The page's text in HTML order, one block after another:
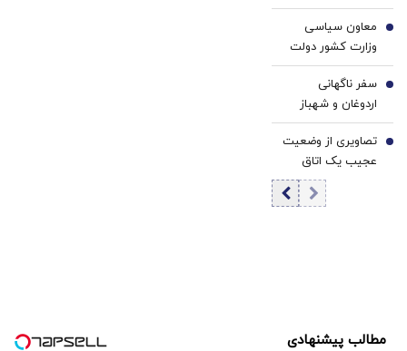
افشای موجودی
مهمات، آمریکا را
مذاکرات، در
وضعیت ضعیف
نشان می‌دهد |
کمبود سامانه‌های
متحدان عرب
آمریکا را نگران کرده
معاون سیاسی
وزارت کشور دولت
اصلاحات: سر باز
زدن از مذاکره‌ جز
بهانه به دشمن
دادن نتیجه‌ای
ندارد/ اگر رفتارهای
مخالفان مذاکره
مهار نشود، کشور
آسیب می‌بیند/
5
سفر ناگهانی
اردوغان و شهباز
شریف به عربستان/
در ریاض چه خبر
است؟
6
تصاویری از وضعیت
عجیب یک اتاق
عمل در لحظه وقوع
زلزله 7 ریشتری+
7
مطالب پیشنهادی